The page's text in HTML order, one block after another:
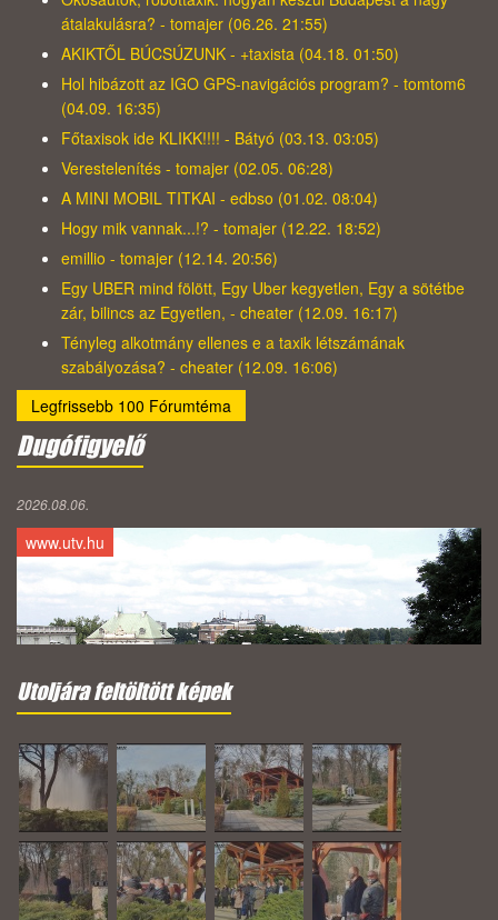
átalakulásra? - tomajer (06.26. 21:55)
AKIKTŐL BÚCSÚZUNK - +taxista (04.18. 01:50)
Hol hibázott az IGO GPS-navigációs program? - tomtom6
(04.09. 16:35)
Főtaxisok ide KLIKK!!!! - Bátyó (03.13. 03:05)
Verestelenítés - tomajer (02.05. 06:28)
A MINI MOBIL TITKAI - edbso (01.02. 08:04)
Hogy mik vannak...!? - tomajer (12.22. 18:52)
emillio - tomajer (12.14. 20:56)
Egy UBER mind fölött, Egy Uber kegyetlen, Egy a sötétbe
zár, bilincs az Egyetlen, - cheater (12.09. 16:17)
Tényleg alkotmány ellenes e a taxik létszámának
szabályozása? - cheater (12.09. 16:06)
Legfrissebb 100 Fórumtéma
Dugófigyelő
2026.08.06.
www.utv.hu
Utoljára feltöltött képek